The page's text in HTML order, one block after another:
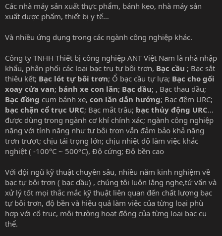
Các nhà máy sản xuất thực phẩm, bánh kẹo, nhà máy sản
xuất dược phẩm, thiết bị y tế…
Và nhiều ứng dụng trong các ngành công nghiệp khác.
Công ty TNHH Thiết bị công nghiệp ANT Việt Nam là nhà nhập
khẩu, phân phối các loại bạc trụ tự bôi trơn, Bạc cầu ; Bạc sắt
thiêu kết; Bạc lót tự bôi trơn; Ổ bạc cầu tự lựa; Bạc cho gối
xoay cửa van; bánh xe con lăn; Bạc dầu; , Bạc thau dầu;
Bạc đồng cụm bánh xe, con lăn dẫn hướng; Bạc đệm URC;
bạc chặn cổ trục URC; Bạc mắt trâu; bạc thủy động URC…
được dùng trong ngành cơ khí chính xác; ngành công nghiệp
nặng với tính năng như tự bôi trơn vẫn đảm bảo khả năng
trơn trượt; chịu tải trọng lớn; chịu nhiệt độ làm việc khắc
nghiệt ( -100°C ~ 500ºC), Độ cứng; Độ bền cao
Với đội ngũ kỹ thuật chuyên sâu, nhiều năm kinh nghiệm về
bạc tự bôi trơn ( bạc dầu) , chúng tôi luôn lắng nghe,tứ vấn và
xử lý tốt mọi thắc mắc kỹ thuật liên quan đến chất lượng bạc
tự bôi trơn, độ bền và hiệu quả làm việc của từng loại phù
hợp với cổ trục, môi trường hoạt động của từng loại bạc cụ
thể.